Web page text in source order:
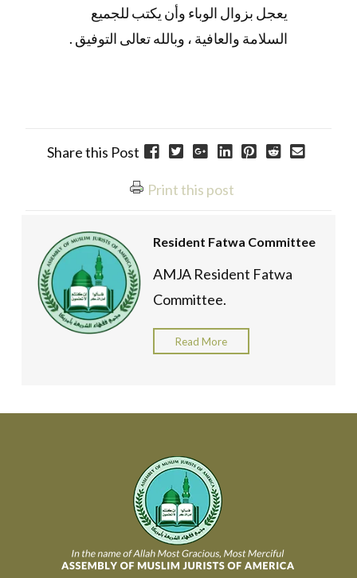
يعجل بزوال الوباء وأن يكتب للجميع
السلامة والعافية ، وبالله تعالى التوفيق .
Share this Post
Print this post
Resident Fatwa Committee
AMJA Resident Fatwa
Committee.
Read More